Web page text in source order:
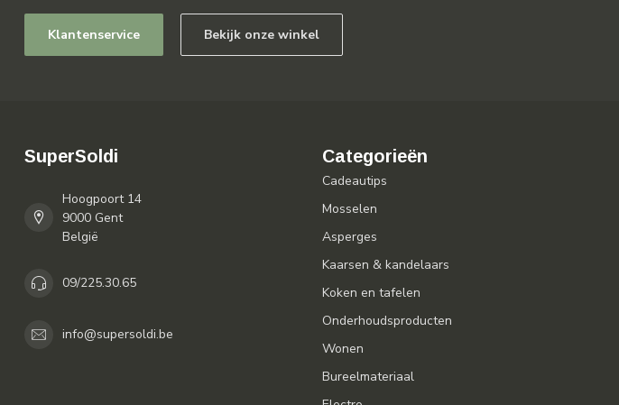
Klantenservice Bekijk onze winkel
SuperSoldi
Hoogpoort 14
9000 Gent
België
09/225.30.65
info@supersoldi.be
Categorieën
Cadeautips
Mosselen
Asperges
Kaarsen & kandelaars
Koken en tafelen
Onderhoudsproducten
Wonen
Bureelmateriaal